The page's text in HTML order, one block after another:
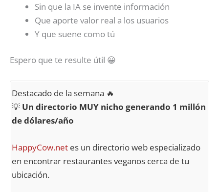
Sin que la IA se invente información
Que aporte valor real a los usuarios
Y que suene como tú
Espero que te resulte útil 😀
Destacado de la semana 🔥
💡 Un directorio MUY nicho generando 1 millón
de dólares/año
HappyCow.netes un directorio web especializado
en encontrar restaurantes veganos cerca de tu
ubicación.